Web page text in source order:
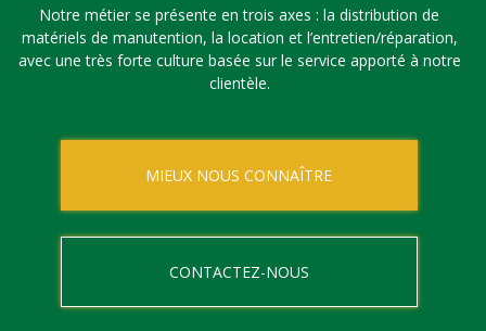
Notre métier se présente en trois axes : la distribution de
matériels de manutention, la location et l’entretien/réparation,
avec une très forte culture basée sur le service apporté à notre
clientèle.
MIEUX NOUS CONNAÎTRE
CONTACTEZ-NOUS